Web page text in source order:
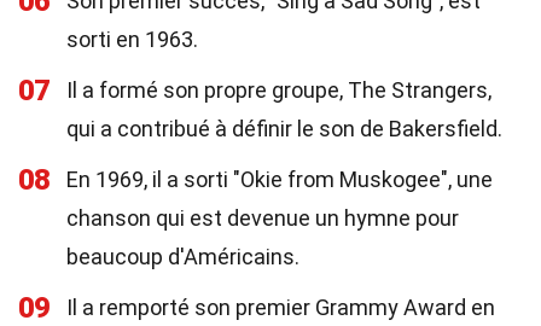
sorti en 1963.
07
Il a formé son propre groupe, The Strangers,
qui a contribué à définir le son de Bakersfield.
08
En 1969, il a sorti "Okie from Muskogee", une
chanson qui est devenue un hymne pour
beaucoup d'Américains.
09
Il a remporté son premier Grammy Award en